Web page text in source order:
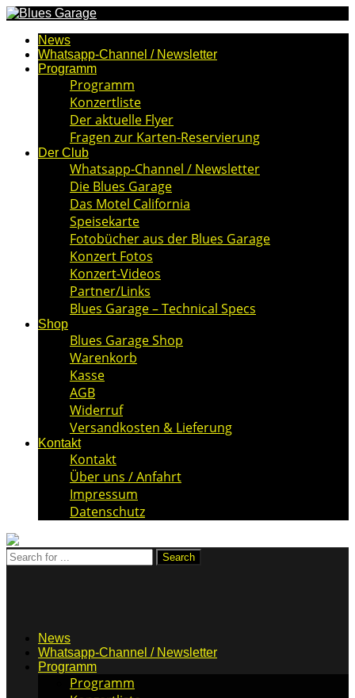
News
Whatsapp-Channel / Newsletter
Programm
Programm
Konzertliste
Der aktuelle Flyer
Fragen zur Karten-Reservierung
Der Club
Whatsapp-Channel / Newsletter
Die Blues Garage
Das Motel California
Speisekarte
Fotobücher aus der Blues Garage
Konzert Fotos
Konzert-Videos
Partner/Links
Blues Garage – Technical Specs
Shop
Blues Garage Shop
Warenkorb
Kasse
AGB
Widerruf
Versandkosten & Lieferung
Kontakt
Kontakt
Über uns / Anfahrt
Impressum
Datenschutz
News
Whatsapp-Channel / Newsletter
Programm
Programm